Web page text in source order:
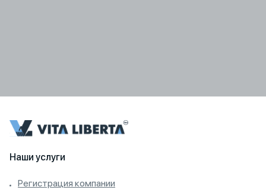
Наши услуги
Регистрация компании